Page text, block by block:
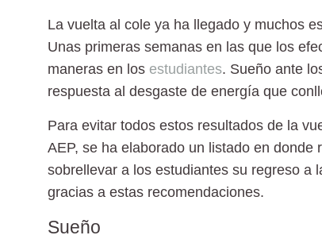
La vuelta al cole ya ha llegado y muchos
Unas primeras semanas en las que los
maneras en los estudiantes. Sueño ante
respuesta al desgaste de energía que
Para evitar todos estos resultados de la
AEP, se ha elaborado un listado en
sobrellevar a los estudiantes su regreso a
gracias a estas recomendaciones.
Sueño